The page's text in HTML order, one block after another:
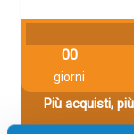
00
giorni
Più acquisti,